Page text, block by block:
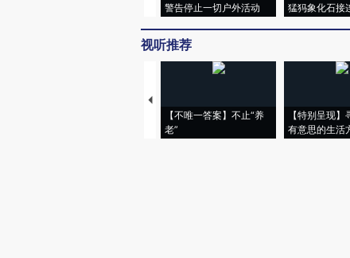
警告停止一切户外活动
猛犸象化石接
视听推荐
【不唯一答案】不止“养
老”
【特别呈现
有意思的生活